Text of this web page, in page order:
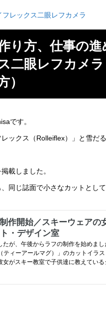
り方、仕事の進
二眼レフカメ
）
です。
ックス（Rolleiflex）」と雪だ
載しました。
同じ誌面で小さなカットとし